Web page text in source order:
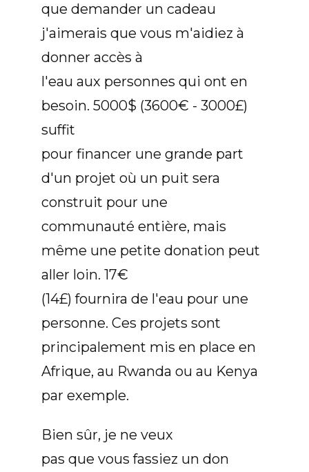
que demander un cadeau
j'aimerais que vous m'aidiez à
donner accès à
l'eau aux personnes qui ont en
besoin. 5000$ (3600€ - 3000£)
suffit
pour financer une grande part
d'un projet où un puit sera
construit pour une
communauté entière, mais
même une petite donation peut
aller loin. 17€
(14£) fournira de l'eau pour une
personne. Ces projets sont
principalement mis en place en
Afrique, au Rwanda ou au Kenya
par exemple.
Bien sûr, je ne veux
pas que vous fassiez un don